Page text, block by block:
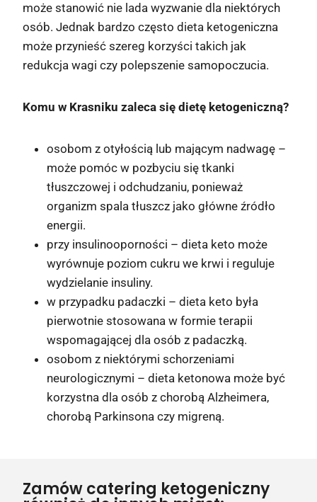
może stanowić nie lada wyzwanie dla niektórych
osób. Jednak bardzo często dieta ketogeniczna
może przynieść szereg korzyści takich jak
redukcja wagi czy polepszenie samopoczucia.
Komu w Krasniku zaleca się dietę ketogeniczną?
osobom z otyłością lub mającym nadwagę –
może pomóc w pozbyciu się tkanki
tłuszczowej i odchudzaniu, ponieważ
organizm spala tłuszcz jako główne źródło
energii.
przy insulinooporności – dieta keto może
wyrównuje poziom cukru we krwi i reguluje
wydzielanie insuliny.
w przypadku padaczki – dieta keto była
pierwotnie stosowana w formie terapii
wspomagającej dla osób z padaczką.
osobom z niektórymi schorzeniami
neurologicznymi – dieta ketonowa może być
korzystna dla osób z chorobą Alzheimera,
chorobą Parkinsona czy migreną.
Zamów catering ketogeniczny